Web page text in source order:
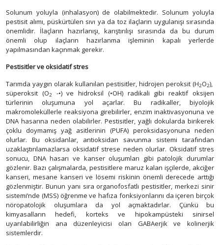
Solunum yoluyla (inhalasyon) de olabilmektedir. Solunum yoluyla
pestisit alımı, püskürtülen sıvı ya da toz ilaçların uygulanışı sırasında
önemlidir. İlaçların hazırlanışı, karıştırılışı sırasında da bu durum
önemli olup ilaçların hazırlanma işleminin kapalı yerlerde
yapılmasından kaçınmak gerekir.
Pestisitler ve oksidatif stres
Tarımda yaygın olarak kullanılan pestisitler, hidrojen peroksit (H2O2),
süperoksit (O2
-•) ve hidroksil (•OH) radikali gibi reaktif oksijen
türlerinin oluşumuna yol açarlar. Bu radikaller, biyolojik
makromoleküllerle reaksiyona girebilirler, enzim inaktivasyonuna ve
DNA hasarına neden olabilirler. Pestisitler, yağlı dokularda birikerek
çoklu doymamış yağ asitlerinin (PUFA) peroksidasyonuna neden
olurlar. Bu oksidanlar, antioksidan savunma sistemi tarafından
uzaklaştırılamazlarsa oksidatif strese neden olurlar. Oksidatif stres
sonucu, DNA hasarı ve kanser oluşumları gibi patolojik durumlar
gözlenir. Bazı çalışmalarda, pestisitlere maruz kalan işçilerde, akciğer
kanseri, mesane kanseri ve lösemi riskinin önemli derecede arttığı
gözlenmiştir. Bunun yanı sıra organofosfatlı pestisitler, merkezi sinir
sistemi’nde (MSS) öğrenme ve hafıza fonksiyonlarını da içeren birçok
nöropatolojik oluşumlara da yol açmaktadırlar. Çünkü bu
kimyasalların hedefi, korteks ve hipokampüsteki sinirsel
uyarılabilirliğin ana düzenleyicisi olan GABAerjik ve kolinerjik
sistemlerdir.